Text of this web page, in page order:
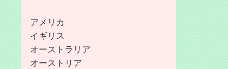
アメリカ
イギリス
オーストラリア
オーストリア